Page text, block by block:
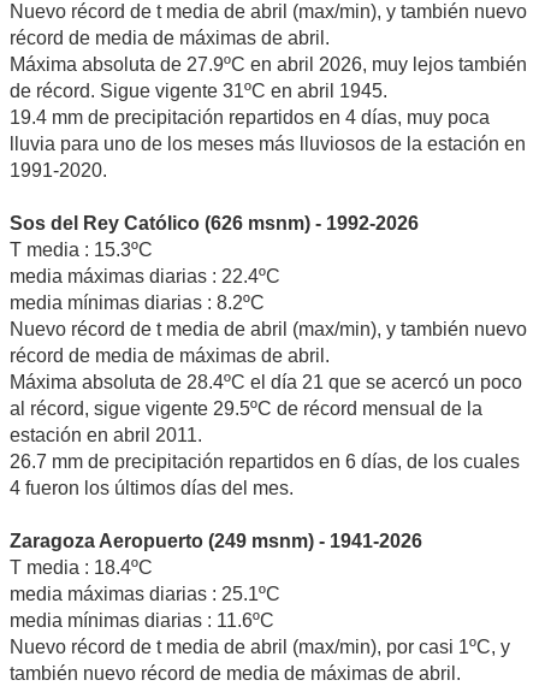
Nuevo récord de t media de abril (max/min), y también nuevo
récord de media de máximas de abril.
Máxima absoluta de 27.9ºC en abril 2026, muy lejos también
de récord. Sigue vigente 31ºC en abril 1945.
19.4 mm de precipitación repartidos en 4 días, muy poca
lluvia para uno de los meses más lluviosos de la estación en
1991-2020.
Sos del Rey Católico (626 msnm) - 1992-2026
T media : 15.3ºC
media máximas diarias : 22.4ºC
media mínimas diarias : 8.2ºC
Nuevo récord de t media de abril (max/min), y también nuevo
récord de media de máximas de abril.
Máxima absoluta de 28.4ºC el día 21 que se acercó un poco
al récord, sigue vigente 29.5ºC de récord mensual de la
estación en abril 2011.
26.7 mm de precipitación repartidos en 6 días, de los cuales
4 fueron los últimos días del mes.
Zaragoza Aeropuerto (249 msnm) - 1941-2026
T media : 18.4ºC
media máximas diarias : 25.1ºC
media mínimas diarias : 11.6ºC
Nuevo récord de t media de abril (max/min), por casi 1ºC, y
también nuevo récord de media de máximas de abril.